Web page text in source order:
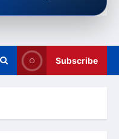
Subscribe